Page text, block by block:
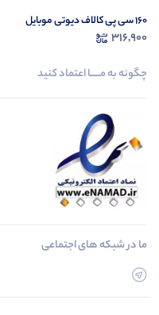
۱۶۰ سی پی کالاف دیوتی موبایل
316,900
چگونه به مــــــا اعتماد کنید
ما در شبکه های اجتماعی